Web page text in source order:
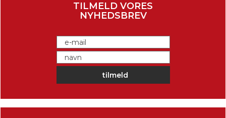
TILMELD VORES
NYHEDSBREV